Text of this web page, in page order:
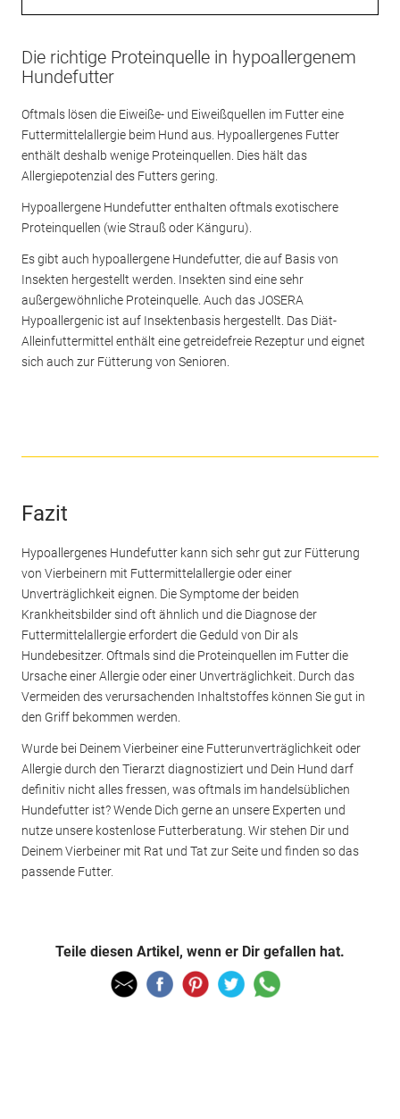
Die richtige Proteinquelle in hypoallergenem
Hundefutter
Oftmals lösen die Eiweiße- und Eiweißquellen im Futter eine
Futtermittelallergie beim Hund aus. Hypoallergenes Futter
enthält deshalb wenige Proteinquellen. Dies hält das
Allergiepotenzial des Futters gering.
Hypoallergene Hundefutter enthalten oftmals exotischere
Proteinquellen (wie Strauß oder Känguru).
Es gibt auch hypoallergene Hundefutter, die auf Basis von
Insekten hergestellt werden. Insekten sind eine sehr
außergewöhnliche Proteinquelle. Auch das JOSERA
Hypoallergenic ist auf Insektenbasis hergestellt. Das Diät-
Alleinfuttermittel enthält eine getreidefreie Rezeptur und eignet
sich auch zur Fütterung von Senioren.
Fazit
Hypoallergenes Hundefutter kann sich sehr gut zur Fütterung
von Vierbeinern mit Futtermittelallergie oder einer
Unverträglichkeit eignen. Die Symptome der beiden
Krankheitsbilder sind oft ähnlich und die Diagnose der
Futtermittelallergie erfordert die Geduld von Dir als
Hundebesitzer. Oftmals sind die Proteinquellen im Futter die
Ursache einer Allergie oder einer Unverträglichkeit. Durch das
Vermeiden des verursachenden Inhaltstoffes können Sie gut in
den Griff bekommen werden.
Wurde bei Deinem Vierbeiner eine Futterunverträglichkeit oder
Allergie durch den Tierarzt diagnostiziert und Dein Hund darf
definitiv nicht alles fressen, was oftmals im handelsüblichen
Hundefutter ist? Wende Dich gerne an unsere Experten und
nutze unsere kostenlose Futterberatung. Wir stehen Dir und
Deinem Vierbeiner mit Rat und Tat zur Seite und finden so das
passende Futter.
Teile diesen Artikel, wenn er Dir gefallen hat.